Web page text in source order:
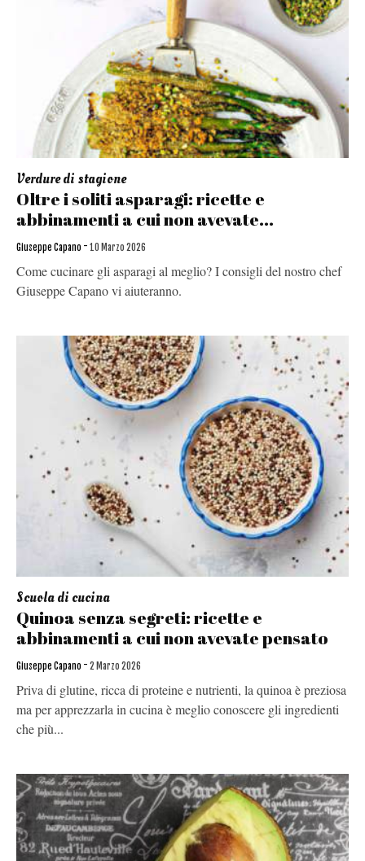
Verdure di stagione
Oltre i soliti asparagi: ricette e
abbinamenti a cui non avevate...
Giuseppe Capano - 10 Marzo 2026
Come cucinare gli asparagi al meglio? I consigli del nostro chef
Giuseppe Capano vi aiuteranno.
Scuola di cucina
Quinoa senza segreti: ricette e
abbinamenti a cui non avevate pensato
Giuseppe Capano - 2 Marzo 2026
Priva di glutine, ricca di proteine e nutrienti, la quinoa è preziosa
ma per apprezzarla in cucina è meglio conoscere gli ingredienti
che più...